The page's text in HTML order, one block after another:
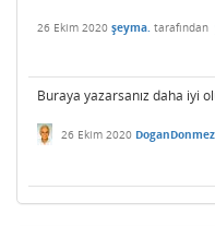
26 Ekim 2020 şeyma. tarafından
Buraya yazarsanız daha iyi
26 Ekim 2020 DoganDonmez